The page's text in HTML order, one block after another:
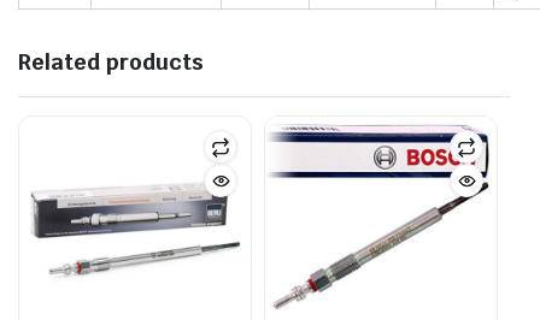
Related products